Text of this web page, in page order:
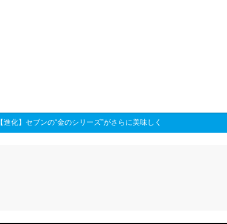
【進化】セブンの“金のシリーズ”がさらに美味しく